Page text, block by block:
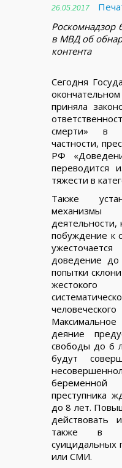
26.05.2017
Роскомнадзор
в МВД об
контента
Сегодня
приняла
смерти» в
частности,
РФ
переводится
тяжести в
Также
механизмы
деятельности,
побуждение к
доведение до
попытки
деяние
свободы до 6
будут
преступника
до 8 лет.
также в
суицидальных
или СМИ.